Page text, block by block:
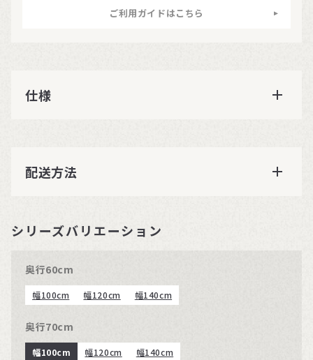
ご利用ガイドはこちら
仕様
配送方法
シリーズバリエーション
奥行60cm
幅100cm 幅120cm 幅140cm
奥行70cm
幅100cm 幅120cm 幅140cm